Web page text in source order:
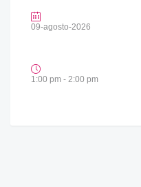
09-agosto-2026
1:00 pm - 2:00 pm